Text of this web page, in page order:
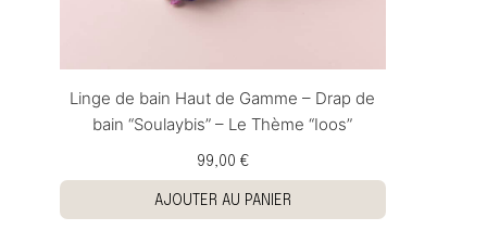
Linge de bain Haut de Gamme – Drap de
bain “Soulaybis” – Le Thème “Ioos”
99,00 €
AJOUTER AU PANIER